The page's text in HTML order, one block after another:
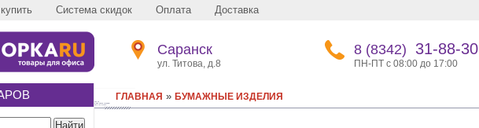
Система скидок Оплата Доставка
Саранск
ул. Титова, д.8
8 (8342) 31-88-30
ПН-ПТ с 08:00 до 17:00
ГЛАВНАЯ » БУМАЖНЫЕ ИЗДЕЛИЯ